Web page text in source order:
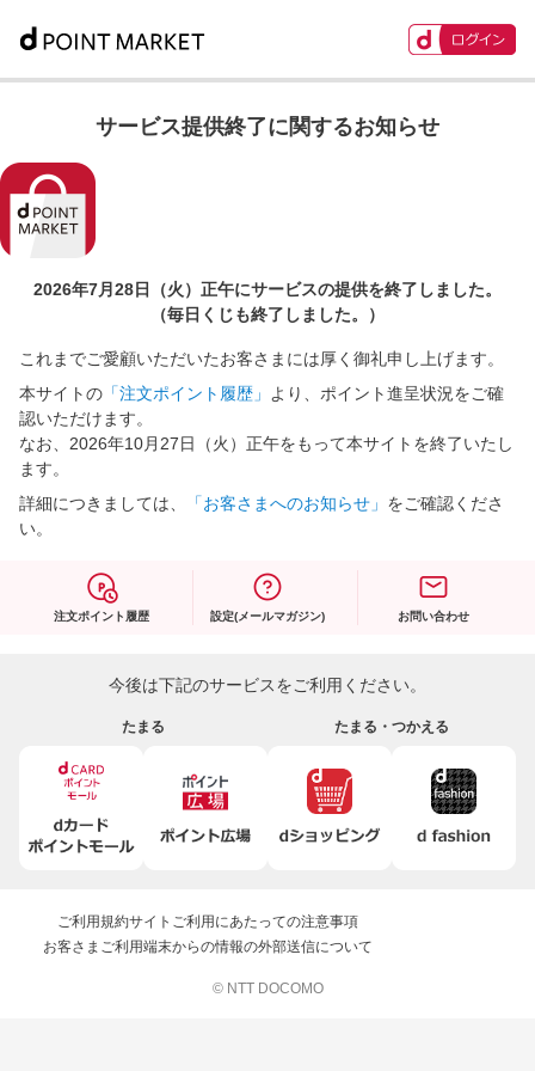
サービス提供終了に関するお知らせ
2026年7月28日（火）正午にサービスの提供を終了しました。
（毎日くじも終了しました。）
これまでご愛顧いただいたお客さまには厚く御礼申し上げます。
本サイトの 「注文ポイント履歴」
より、ポイント進呈状況をご確
認いただけます。
なお、2026年10月27日（火）正午をもって本サイトを終了いたし
ます。
詳細につきましては、
「お客さまへのお知らせ」 をご確認くださ
い。
注文ポイント履歴 設定(メールマガジン) お問い合わせ
今後は下記のサービスをご利用ください。
たまる たまる・つかえる
ご利用規約サイトご利用にあたっての注意事項
お客さまご利用端末からの情報の外部送信について
© NTT DOCOMO